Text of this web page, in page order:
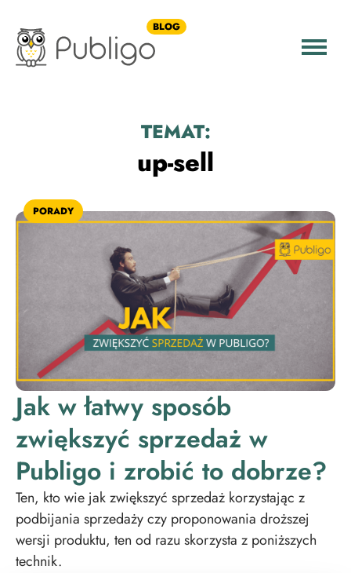
BLOG
TEMAT:
up-sell
PORADY
Jak w łatwy sposób
zwiększyć sprzedaż w
Publigo i zrobić to dobrze?
Ten, kto wie jak zwiększyć sprzedaż korzystając z
podbijania sprzedaży czy proponowania droższej
wersji produktu, ten od razu skorzysta z poniższych
technik.